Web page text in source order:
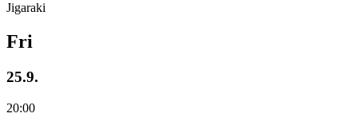
Jigaraki
Fri
25.9.
20:00